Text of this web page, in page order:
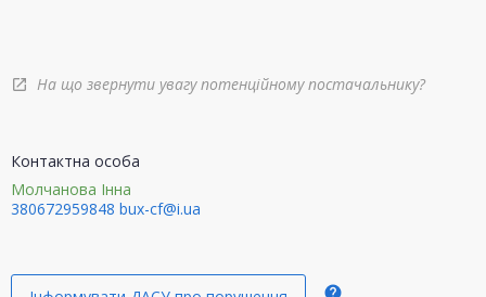
open_in_new На що звернути увагу потенційному постачальнику?
Контактна особа
Молчанова Інна
380672959848 bux-cf@i.ua
help